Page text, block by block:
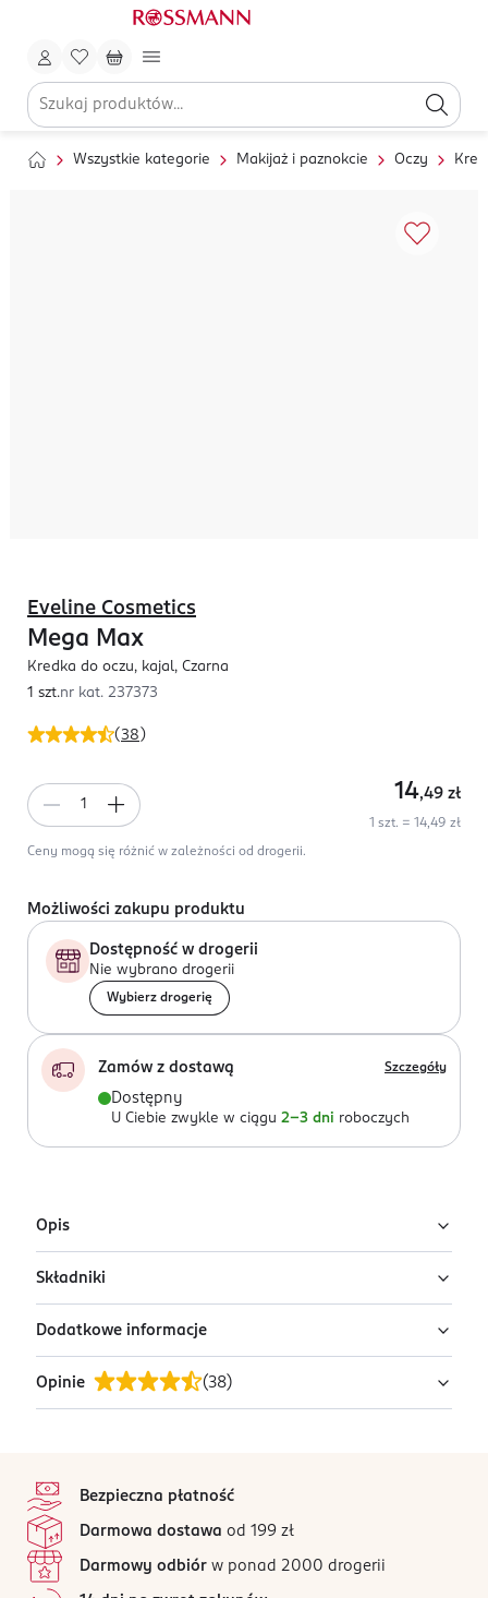
Wszystkie kategorie Makijaż i paznokcie Oczy
(38 )
Eveline Cosmetics
Mega Max
Kredka do oczu, kajal, Czarna
1 szt.nr kat. 237373
14,49 zł
1 szt. = 14,49 zł
Ceny mogą się różnić w zależności od drogerii.
Możliwości zakupu produktu
Dostępność w drogerii
Nie wybrano drogerii
Wybierz drogerię
Zamów z dostawą Szczegóły
Dostępny
U Ciebie zwykle w ciągu 2-3 dni roboczych
Opis
Kredka inspirowana tradycyjnym dalekowschodnim
kosmetykiem do makijażu oczu. Jej intensywna czarna
pigmentacja pomaga stworzyć intrygujący,
charakterystyczny look.
Łatwa aplikacja – miękka konsystencja umożliwia
łamie, nie kruszy
Nie podrażnia wrażliwych okolic oczu
Składniki
Ingredients: Składniki podane na opakowaniu.
Dodatkowe informacje
OSOBA/PODMIOT ODPOWIEDZIALNY
Eveline Cosmetics Dystrybucja sp. z o.o. S.K.A.
Kod EAN
5 901761 915112
Opinie (38)
Wszystkie opinie są zweryfikowane zakupem.
Bezpieczna płatność
Darmowa dostawa od 199 zł
Darmowy odbiór w ponad 2000 drogerii